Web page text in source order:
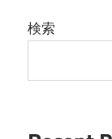
検索